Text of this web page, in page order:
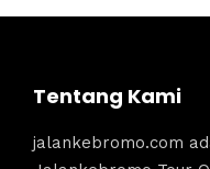
Tentang Kami
jalankebromo.com